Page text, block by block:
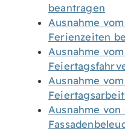
beantragen
Ausnahme
Ferienzeiten
Ausnahme
Ausnahme
Ausnahme